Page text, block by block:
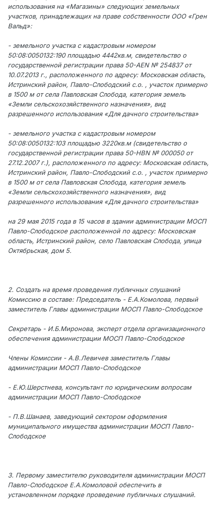
использования на «Магазины» следующих земельных
участков, принадлежащих на праве собственности ООО «Грен
Вальд»:
- земельного участка с кадастровым номером
50:08:0050132:190 площадью 4442кв.м, свидетельство о
государственной регистрации права 50-AEN № 254837 от
10.07.2013 г., расположенного по адресу: Московская область,
Истринский район, Павло-Слободский с.о. , участок примерно
в 1500 м от села Павловская Слобода, категория земель
«Земли сельскохозяйственного назначения», вид
разрешенного использования «Для дачного строительства»
- земельного участка с кадастровым номером
50:08:0050132:103 площадью 3220кв.м (свидетельство о
государственной регистрации права 50-HBN № 000050 от
27.12.2007 г.), расположенного по адресу: Московская область,
Истринский район, Павло-Слободский с.о. , участок примерно
в 1500 м от села Павловская Слобода, категория земель
«Земли сельскохозяйственного назначения», вид
разрешенного использования «Для дачного строительства»
на 29 мая 2015 года в 15 часов в здании администрации МОСП
Павло-Слободское расположенной по адресу: Московская
область, Истринский район, село Павловская Слобода, улица
Октябрьская, дом 5.
2. Создать на время проведения публичных слушаний
Комиссию в составе: Председатель - Е.А.Комолова, первый
заместитель Главы администрации МОСП Павло-Слободское
Секретарь - И.Б.Миронова, эксперт отдела организационного
обеспечения администрации МОСП Павло-Слободское
Члены Комиссии - А.В.Левичев заместитель Главы
администрации МОСП Павло-Слободское
- Е.Ю.Шерстнева, консультант по юридическим вопросам
администрации МОСП Павло-Слободское
- П.В.Шанаев, заведующий сектором оформления
муниципального имущества администрации МОСП Павло-
Слободское
3. Первому заместителю руководителя администрации МОСП
Павло-Слободское Е.А.Комоловой обеспечить в
установленном порядке проведение публичных слушаний.